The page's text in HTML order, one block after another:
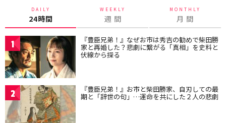
DAILY
24時間
WEEKLY
週 間
MONTHLY
月 間
1 『豊臣兄弟！』なぜお市は秀吉の勧めで柴田勝
家と再婚した？悲劇に繋がる「真相」を史料と
伏線から探る
2 『豊臣兄弟！』お市と柴田勝家、自刃しての最
期と「辞世の句」…運命を共にした２人の悲劇